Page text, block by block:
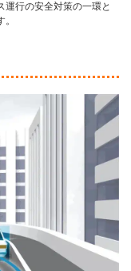
運行の安全対策の一環と